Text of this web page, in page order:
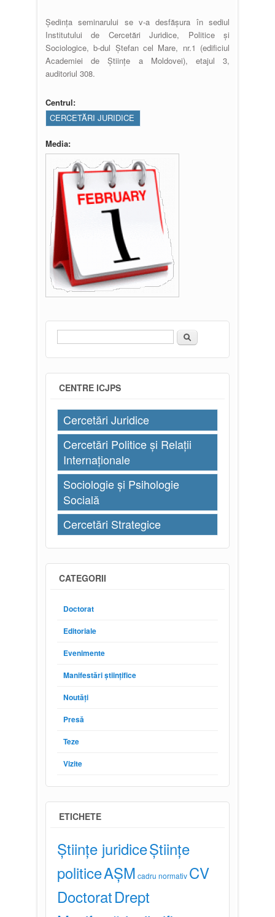
Ședința seminarului se v-a desfășura în sediul
Institutului de Cercetări Juridice, Politice și
Sociologice, b-dul Ștefan cel Mare, nr.1 (edificiul
Academiei de Științe a Moldovei), etajul 3,
auditoriul 308.
Centrul:
CERCETĂRI JURIDICE
Media:
Formular de căutare
Căutare
CENTRE ICJPS
Cercetări Juridice
Cercetări Politice și Relații
Internaționale
Sociologie și Psihologie
Socială
Cercetări Strategice
CATEGORII
Doctorat
Editoriale
Evenimente
Manifestări științifice
Noutăți
Presă
Teze
Vizite
ETICHETE
Științe juridiceȘtiințe
politiceAȘM cadru normativ CV
DoctoratDrept